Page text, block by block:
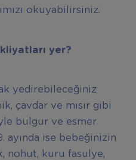
okuyabilirsiniz.
ı yer?
yedirebileceğiniz
çavdar ve mısır gibi
bulgur ve esmer
ayında ise bebeğinizin
nohut, kuru fasulye,